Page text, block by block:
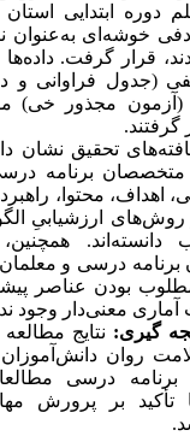
معلم دوره ابتدایی
خوشه‌ای به‌عنوان
قرار گرفت. داده‌ها
(جدول فراوانی و
(آزمون مجذور خی)
گرفتند.
تحقیق نشان
متخصصان برنامه
اهداف، محتوا،
روش‌های ارزشیابیِ
دانسته‌اند. همچنین،
درسی و معلمان
بودن عناصر
آماری معنی‌دار وجود
گیری: نتایج
روان
برنامه درسی
تأکید بر پرورش